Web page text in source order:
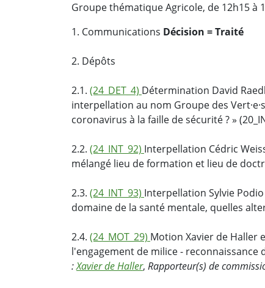
Groupe thématique Agricole, de 12h15 à
1. Communications Décision = Traité
2. Dépôts
2.1. (24_DET_4) Détermination David
interpellation au nom Groupe des
coronavirus à la faille de sécurité ? »
2.2. (24_INT_92) Interpellation Cédric
mélangé lieu de formation et lieu de
2.3. (24_INT_93) Interpellation Sylvie
domaine de la santé mentale, quelles
2.4. (24_MOT_29) Motion Xavier de Haller
l'engagement de milice -
:Xavier de Haller, Rapporteur(s) de